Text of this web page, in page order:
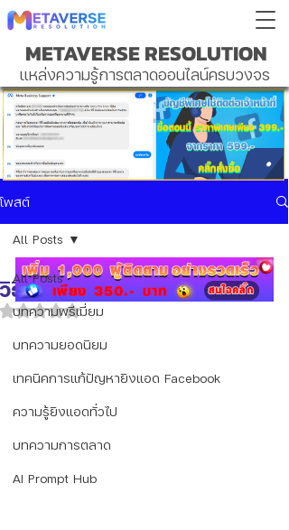
METAVERSE RESOLUTION
แหล่งความรู้การตลาดออนไลน์ครบวงจร
โพสต์
All Posts
บทความพรีเมี่ยม
บทความยอดนิยม
เทคนิคการแก้ปัญหายิงแอด Facebook
ความรู้ยิงแอดทั่วไป
บทความการตลาด
AI Prompt Hub
All Posts
วิธีสร้างและปิดใช้ 2 FA
ได้รับ NaN เต็ม 5 ดาว